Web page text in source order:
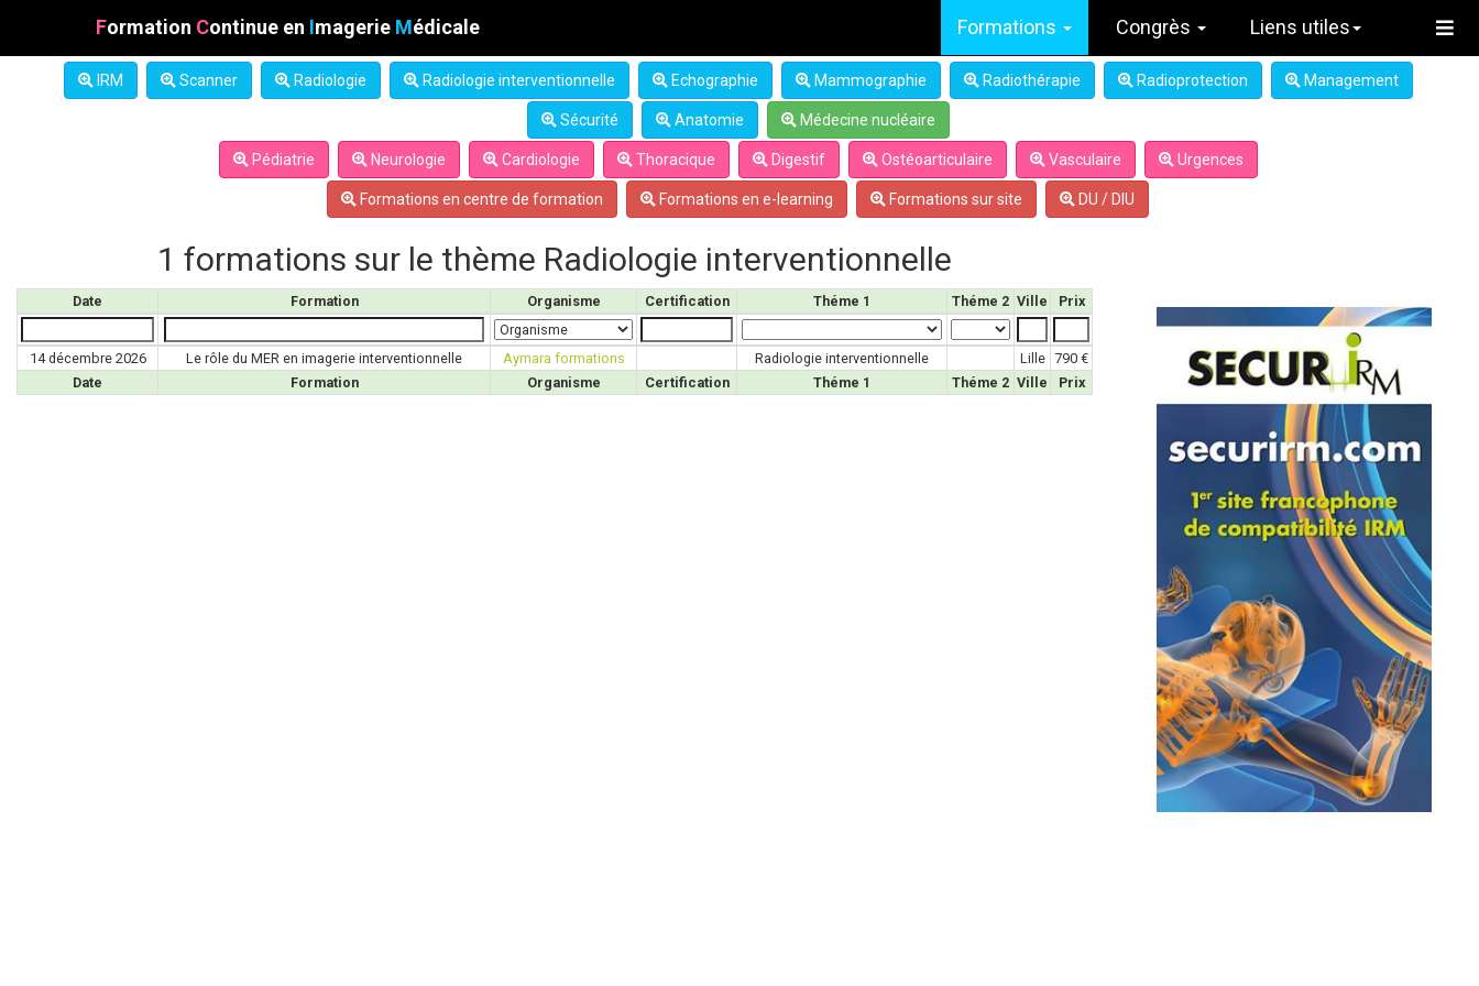
Formation Continue en Imagerie Médicale Formations Congrès Liens utiles
IRM Scanner Radiologie Radiologie interventionnelle Echographie Mammographie Radiothérapie Radioprotection Management
Sécurité Anatomie Médecine nucléaire
Pédiatrie Neurologie Cardiologie Thoracique Digestif Ostéoarticulaire Vasculaire Urgences
Formations en centre de formation Formations en e-learning Formations sur site DU / DIU
1 formations sur le thème Radiologie interventionnelle
Date Formation Organisme Certification Théme 1 Théme 2 Ville Prix
Date Formation Organisme Certification Théme 1 Théme 2 Ville Prix
14 décembre 2026 Le rôle du MER en imagerie interventionnelle Aymara formations Radiologie interventionnelle Lille 790 €